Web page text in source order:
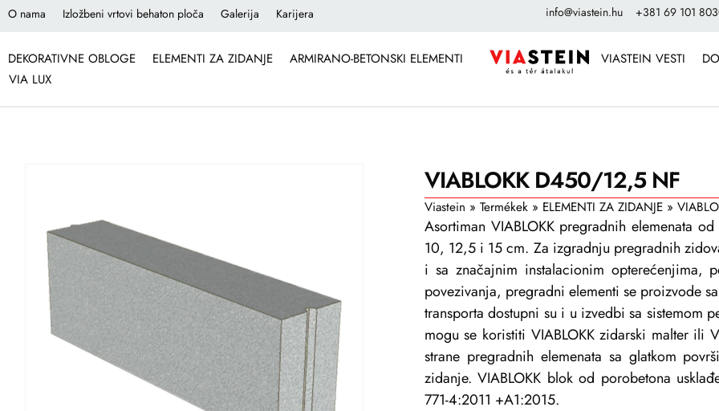
O nama Izložbeni vrtovi behaton ploča Galerija Karijera info@viastein.hu +381 69 101
DEKORATIVNE OBLOGE ELEMENTI ZA ZIDANJE
ARMIRANO-BETONSKI ELEMENTI
VIA LUX
VIASTEIN VESTI
VIABLOKK D450/12,5 NF
Viastein » Termékek» ELEMENTI ZA ZIDANJE»
Asortiman VIABLOKK pregradnih elemenata
10, 12,5 i 15 cm. Za izgradnju pregradnih
i sa značajnim instalacionim opterećenjima,
povezivanja, pregradni elementi se proizvode
transporta dostupni su i u izvedbi sa sistemom
mogu se koristiti VIABLOKK zidarski malter ili
strane pregradnih elemenata sa glatkom
zidanje. VIABLOKK blok od porobetona
771-4:2011 +A1:2015.